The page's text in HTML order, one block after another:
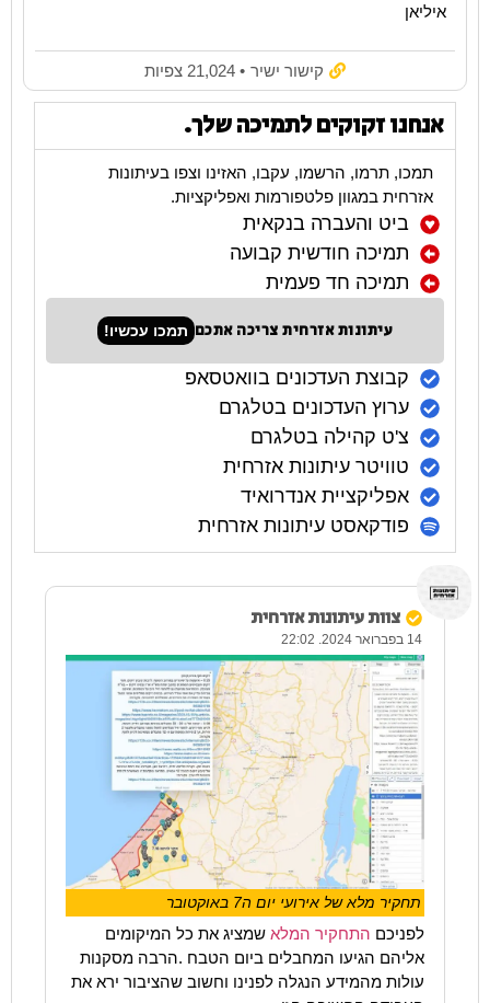
איליאן
קישור ישיר • 21,024 צפיות
אנחנו זקוקים לתמיכה שלך.
תמכו, תרמו, הרשמו, עקבו, האזינו וצפו בעיתונות
אזרחית במגוון פלטפורמות ואפליקציות.
ביט והעברה בנקאית
תמיכה חודשית קבועה
תמיכה חד פעמית
עיתונות אזרחית צריכה אתכם תמכו עכשיו!
קבוצת העדכונים בוואטסאפ
ערוץ העדכונים בטלגרם
צ'ט קהילה בטלגרם
טוויטר עיתונות אזרחית
אפליקציית אנדרואיד
פודקאסט עיתונות אזרחית
צוות עיתונות אזרחית
14 בפברואר 2024. 22:02
תחקיר מלא של אירועי יום ה7 באוקטובר
לפניכם התחקיר המלא שמציג את כל המיקומים
אליהם הגיעו המחבלים ביום הטבח .הרבה מסקנות
עולות מהמידע הנגלה לפנינו וחשוב שהציבור ירא את